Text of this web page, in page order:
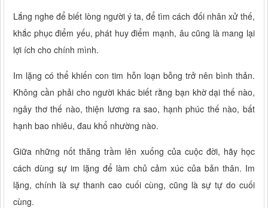
Lắng nghe để biết lòng người ý ta, để tìm cách đối nhân xử thế,
khắc phục điểm yếu, phát huy điểm mạnh, âu cũng là mang lại
lợi ích cho chính mình.
Im lặng có thể khiến con tim hỗn loạn bỗng trở nên bình thản.
Không cần phải cho người khác biết rằng bạn khờ dại thế nào,
ngây thơ thế nào, thiện lương ra sao, hạnh phúc thế nào, bất
hạnh bao nhiêu, đau khổ nhường nào.
Giữa những nốt thăng trầm lên xuống của cuộc đời, hãy học
cách dùng sự im lặng để làm chủ cảm xúc của bản thân. Im
lặng, chính là sự thanh cao cuối cùng, cũng là sự tự do cuối
cùng.